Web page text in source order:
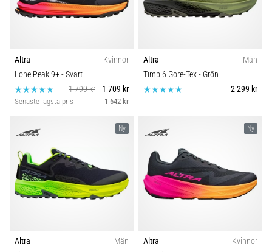
Altra
Kvinnor
Lone Peak 9+- Svart
1 799 kr
1 709 kr
Senaste lägsta pris 1 642 kr
Altra
Män
Timp 6 Gore-Tex- Grön
2 299 kr
Ny
Altra
Män
Ny
Altra
Kvinnor